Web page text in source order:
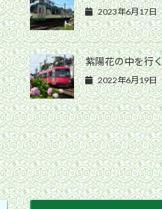
2023年6月17日
紫陽花の中を行
2022年6月19日